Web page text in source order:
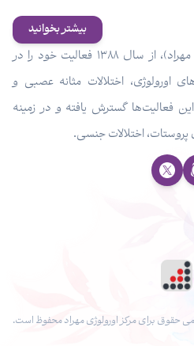
بیشتر بخوانید
مرکز اورولوژی مهراد (دکتر مهری مهراد)، از سال ۱۳۸۸ فعالیت خود را در
اورولوژی، اختلالات مثانه عصبی و
فعالیت‌ها گسترش یافته و در زمینه
پروستات، اختلالات جنسی.